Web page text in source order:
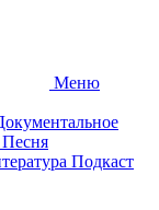
Меню
Песня
Подкаст